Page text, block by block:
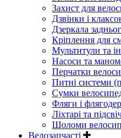
Захист для
Дзвінки і
Дзеркала
Кріплення для
Мультитули та
Насоси та
Перчатки
Питні системи
Сумки
Фляги і
Ліхтарі та
Шоломи
Велозапчасті